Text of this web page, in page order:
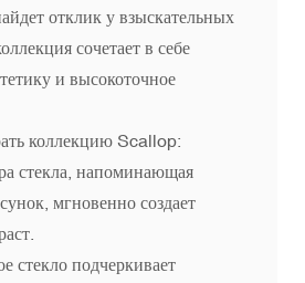
отклик у взыскательных
сочетает в себе
и высокоточное
коллекцию Scallop:
стекла, напоминающая
мгновенно создает
стекло подчеркивает